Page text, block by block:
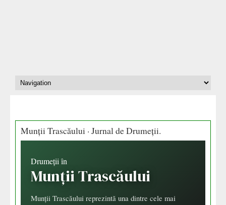
Munții Trascăului · Jurnal de Drumeții.
Drumeții în
Munții Trascăului
Munții Trascăului reprezintă una dintre cele mai